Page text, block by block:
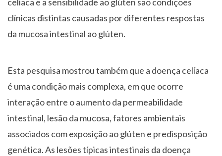
clínicas distintas causadas por diferentes respostas
da mucosa intestinal ao glúten.
Esta pesquisa mostrou também que a doença celíaca
é uma condição mais complexa, em que ocorre
interação entre o aumento da permeabilidade
intestinal, lesão da mucosa, fatores ambientais
associados com exposição ao glúten e predisposição
genética. As lesões típicas intestinais da doença